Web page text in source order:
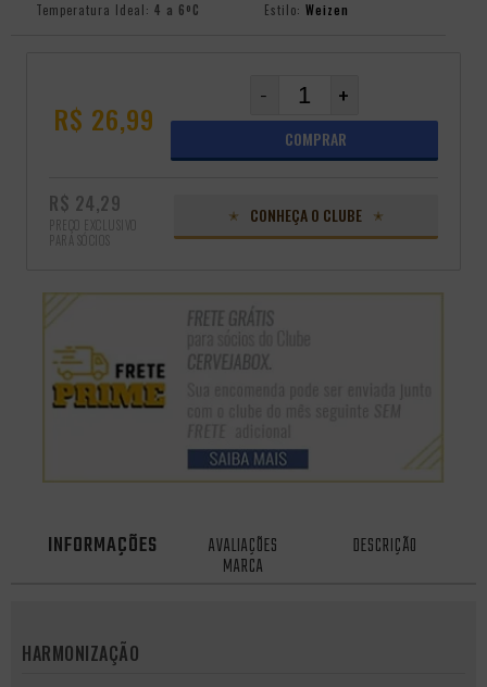
Temperatura Ideal: 4 a 6ºC Estilo: Weizen
R$ 26,99
- +
COMPRAR
R$ 24,29
PREÇO EXCLUSIVO
PARA SÓCIOS
CONHEÇA O CLUBE
INFORMAÇÕES AVALIAÇÕES DESCRIÇÃO
MARCA
HARMONIZAÇÃO